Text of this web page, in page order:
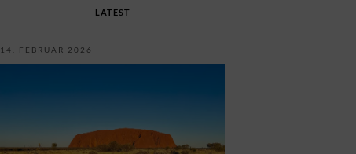
LATEST
14. FEBRUAR 2026